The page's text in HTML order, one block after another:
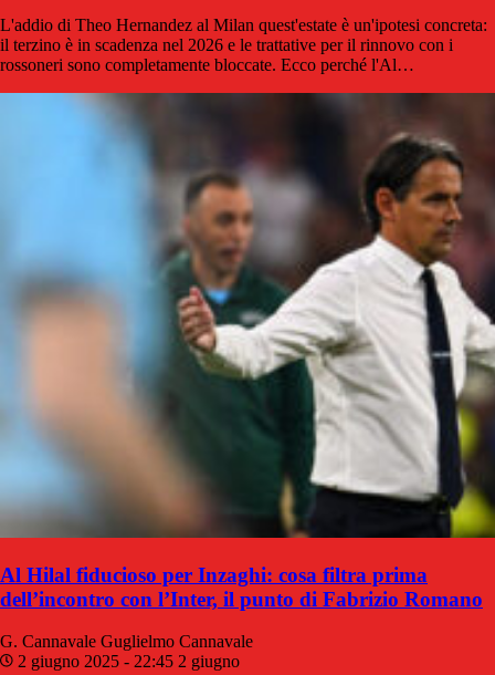
L'addio di Theo Hernandez al Milan quest'estate è un'ipotesi concreta:
il terzino è in scadenza nel 2026 e le trattative per il rinnovo con i
rossoneri sono completamente bloccate. Ecco perché l'Al…
Al Hilal fiducioso per Inzaghi: cosa filtra prima
dell’incontro con l’Inter, il punto di Fabrizio Romano
G. Cannavale Guglielmo Cannavale
2 giugno 2025 - 22:45 2 giugno